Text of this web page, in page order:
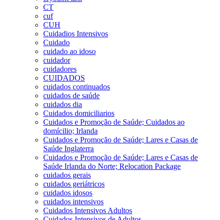
CT
cuf
CUH
Cuidadios Intensivos
Cuidado
cuidado ao idoso
cuidador
cuidadores
CUIDADOS
cuidados continuados
cuidados de saúde
cuidados dia
Cuidados domiciliarios
Cuidados e Promoção de Saúde; Cuidados ao
domícilio; Irlanda
Cuidados e Promoção de Saúde; Lares e Casas de
Saúde Inglaterra
Cuidados e Promoção de Saúde; Lares e Casas de
Saúde Irlanda do Norte; Relocation Package
cuidados gerais
cuidados geriátricos
cuidados idosos
cuidados intensivos
Cuidados Intensivos Adultos